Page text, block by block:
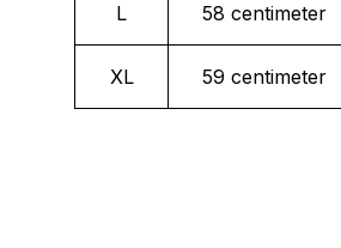
L 58 centimeter
XL 59 centimeter